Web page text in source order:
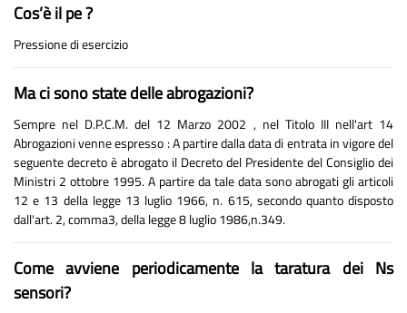
Cos’è il pe ?
Pressione di esercizio
Ma ci sono state delle abrogazioni?
Sempre nel D.P.C.M. del 12 Marzo 2002 , nel Titolo III nell'art 14
Abrogazioni venne espresso : A partire dalla data di entrata in vigore del
seguente decreto è abrogato il Decreto del Presidente del Consiglio dei
Ministri 2 ottobre 1995. A partire da tale data sono abrogati gli articoli
12 e 13 della legge 13 luglio 1966, n. 615, secondo quanto disposto
dall'art. 2, comma3, della legge 8 luglio 1986,n.349.
Come avviene periodicamente la taratura dei Ns
sensori?